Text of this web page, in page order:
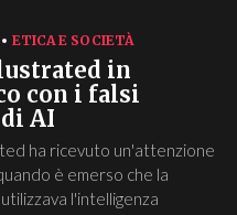
ETICA E SOCIETÀ
in
con i falsi
AI
ha ricevuto un'attenzione
è emerso che la
l'intelligenza